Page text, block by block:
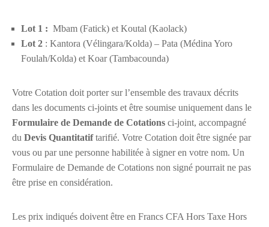
Lot 1 : Mbam (Fatick) et Koutal (Kaolack)
Lot 2 : Kantora (Vélingara/Kolda) – Pata (Médina Yoro
Foulah/Kolda) et Koar (Tambacounda)
Votre Cotation doit porter sur l’ensemble des travaux décrits
dans les documents ci-joints et être soumise uniquement dans le
Formulaire de Demande de Cotations ci-joint, accompagné
du Devis Quantitatiftarifié. Votre Cotation doit être signée par
vous ou par une personne habilitée à signer en votre nom. Un
Formulaire de Demande de Cotations non signé pourrait ne pas
être prise en considération.
Les prix indiqués doivent être en Francs CFA Hors Taxe Hors